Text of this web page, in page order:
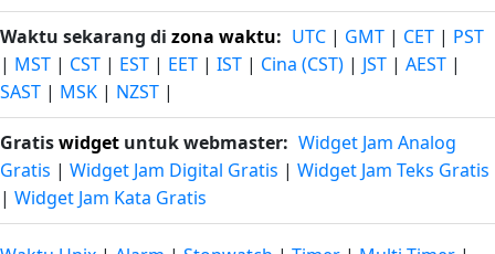
Waktu sekarang di zona waktu: UTC | GMT | CET | PST
| MST | CST | EST | EET | IST | Cina (CST) | JST | AEST |
SAST | MSK | NZST |
Gratiswidget untuk webmaster: Widget Jam Analog
Gratis | Widget Jam Digital Gratis | Widget Jam Teks Gratis
| Widget Jam Kata Gratis